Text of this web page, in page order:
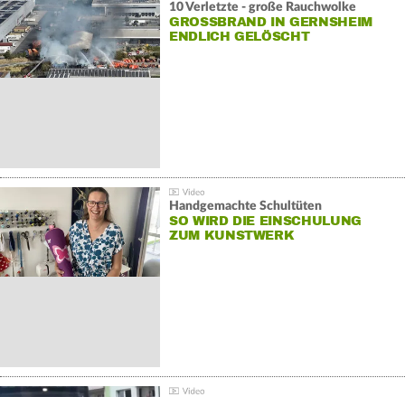
10 Verletzte - große Rauchwolke
GROSSBRAND IN GERNSHEIM E
NDLICH GELÖSCHT
Handgemachte Schultüten
SO WIRD DIE EINSCHULUNG
ZUM KUNSTWERK